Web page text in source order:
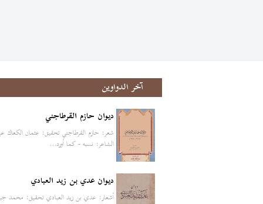
آخر الدواوين
ديوان حازم القرطاجني
شعر: حازم القرطاجني تحقيق: عثمان الكعاك
الشاعر: نسبه - كما أورد…
ديوان عدي بن زيد العبادي
أشعار: عدي بن زيد العبادي تحقيق: محمد